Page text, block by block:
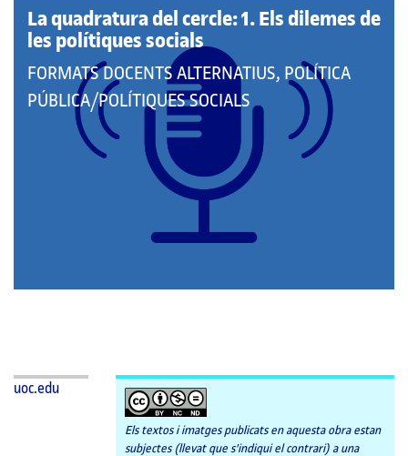
La quadratura del cercle: 1. Els dilemes de
les polítiques socials
QUE
PERTANY
FORMATS DOCENTS ALTERNATIUS, POLÍTICA
PÚBLICA/POLÍTIQUES SOCIALS
uoc.edu
Els textos i imatges publicats en aquesta obra estan
subjectes (llevat que s'indiqui el contrari) a una